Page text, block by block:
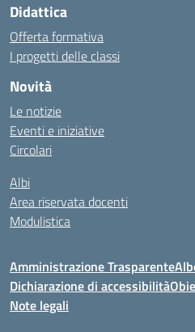
Didattica
Offerta formativa
I progetti delle classi
Novità
Le notizie
Eventi e iniziative
Circolari
Albi
Area riservata docenti
Modulistica
Amministrazione Trasparente
Dichiarazione di accessibilità
Note legali